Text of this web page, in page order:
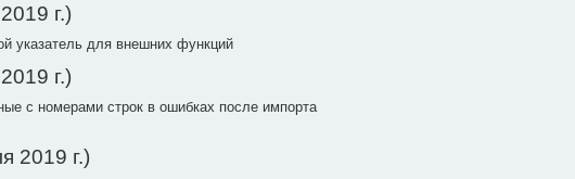
г.)
указатель для внешних функций
г.)
с номерами строк в ошибках после импорта
2019 г.)